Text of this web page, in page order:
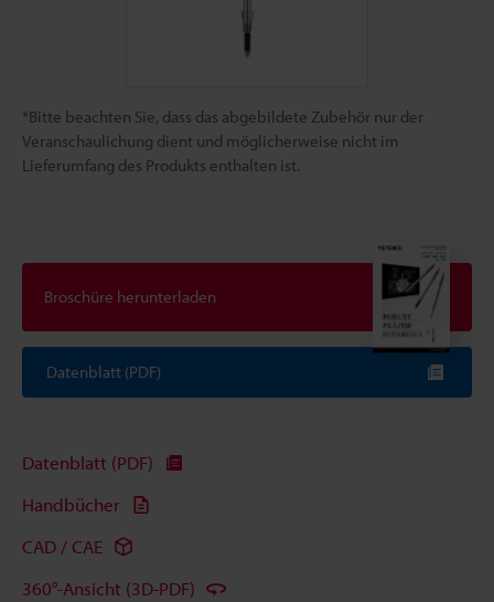
*Bitte beachten Sie, dass das abgebildete Zubehör nur der
Veranschaulichung dient und möglicherweise nicht im
Lieferumfang des Produkts enthalten ist.
Broschüre herunterladen
Datenblatt (PDF)
Datenblatt (PDF)
Handbücher
CAD / CAE
360°-Ansicht (3D-PDF)